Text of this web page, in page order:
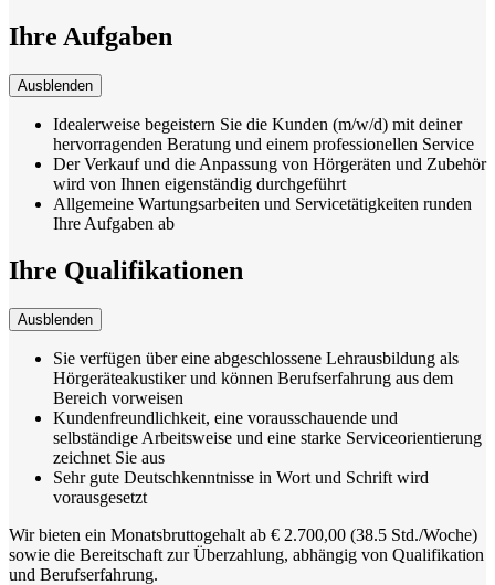
Ihre Aufgaben
Ausblenden
Idealerweise begeistern Sie die Kunden (m/w/d) mit deiner
hervorragenden Beratung und einem professionellen Service
Der Verkauf und die Anpassung von Hörgeräten und Zubehör
wird von Ihnen eigenständig durchgeführt
Allgemeine Wartungsarbeiten und Servicetätigkeiten runden
Ihre Aufgaben ab
Ihre Qualifikationen
Ausblenden
Sie verfügen über eine abgeschlossene Lehrausbildung als
Hörgeräteakustiker und können Berufserfahrung aus dem
Bereich vorweisen
Kundenfreundlichkeit, eine vorausschauende und
selbständige Arbeitsweise und eine starke Serviceorientierung
zeichnet Sie aus
Sehr gute Deutschkenntnisse in Wort und Schrift wird
vorausgesetzt
Wir bieten ein Monatsbruttogehalt ab € 2.700,00 (38.5 Std./Woche)
sowie die Bereitschaft zur Überzahlung, abhängig von Qualifikation
und Berufserfahrung.